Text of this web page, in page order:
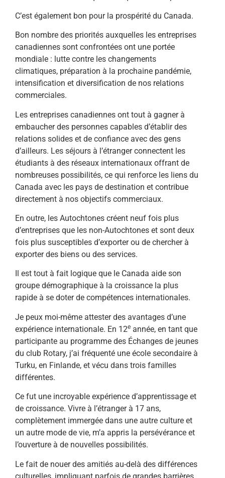
C’est également bon pour la prospérité du Canada.
Bon nombre des priorités auxquelles les entreprises
canadiennes sont confrontées ont une portée
mondiale : lutte contre les changements
climatiques, préparation à la prochaine pandémie,
intensification et diversification de nos relations
commerciales.
Les entreprises canadiennes ont tout à gagner à
embaucher des personnes capables d’établir des
relations solides et de confiance avec des gens
d’ailleurs. Les séjours à l’étranger connectent les
étudiants à des réseaux internationaux offrant de
nombreuses possibilités, ce qui renforce les liens du
Canada avec les pays de destination et contribue
directement à nos objectifs commerciaux.
En outre, les Autochtones créent neuf fois plus
d’entreprises que les non-Autochtones et sont deux
fois plus susceptibles d’exporter ou de chercher à
exporter des biens ou des services.
Il est tout à fait logique que le Canada aide son
groupe démographique à la croissance la plus
rapide à se doter de compétences internationales.
Je peux moi-même attester des avantages d’une
expérience internationale. En 12e année, en tant que
participante au programme des Échanges de jeunes
du club Rotary, j’ai fréquenté une école secondaire à
Turku, en Finlande, et vécu dans trois familles
différentes.
Ce fut une incroyable expérience d’apprentissage et
de croissance. Vivre à l’étranger à 17 ans,
complètement immergée dans une autre culture et
un autre mode de vie, m’a appris la persévérance et
l’ouverture à de nouvelles possibilités.
Le fait de nouer des amitiés au-delà des différences
culturelles, impliquant parfois de grandes barrières